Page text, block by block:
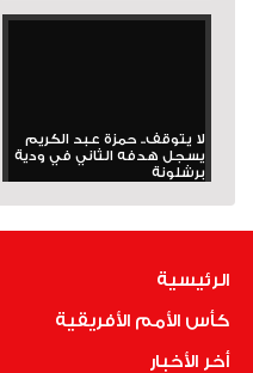
لا يتوقف.. حمزة عبد الكريم
يسجل هدفه الثاني في ودية
برشلونة
الرئيسية
كأس الأمم الأفريقية
أخر الأخبار